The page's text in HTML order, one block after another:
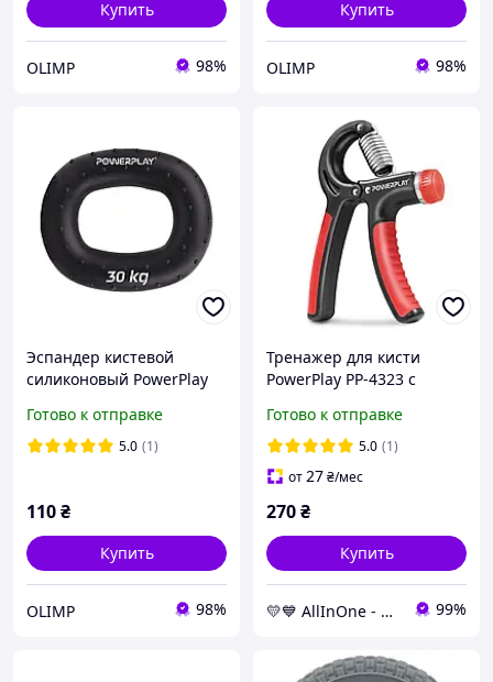
Купить
OLIMP 98%
Купить
OLIMP 98%
Эспандер кистевой
силиконовый PowerPlay
30 кг. Черный
Готово к отправке
5.0 (1)
110₴
Купить
OLIMP 98%
Тренажер для кисти
PowerPlay PP-4323 с
10-40 кг AllInOne -market-
without-queues-
Готово к отправке
5.0 (1)
от27₴/мес
270₴
Купить
💛💙 AllInOne - находи все необходимое в одном магазине! 99%